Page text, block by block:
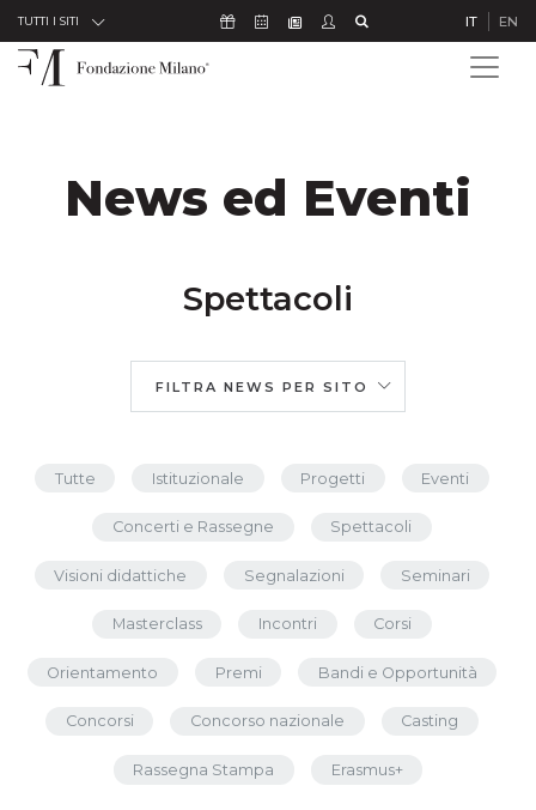
Skip to Content
TUTTI I SITI Icona Sostienici
Icona Calendario Eventi
Icona Newsletter
Icona Studenti IT EN
News ed Eventi
Spettacoli
FILTRA NEWS PER SITO
Tutte Istituzionale Progetti Eventi
Concerti e Rassegne Spettacoli
Visioni didattiche Segnalazioni Seminari
Masterclass Incontri Corsi
Orientamento Premi Bandi e Opportunità
Concorsi Concorso nazionale Casting
Rassegna Stampa Erasmus+